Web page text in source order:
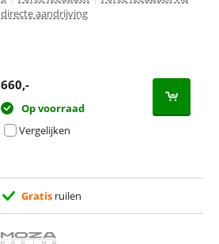
directe aandrijving
660,-
Op voorraad
Vergelijken
Gratis ruilen